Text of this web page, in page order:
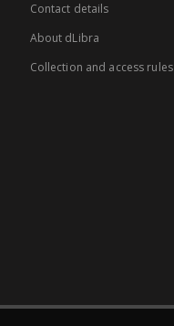
Contact details
About dLibra
Collection and access rules